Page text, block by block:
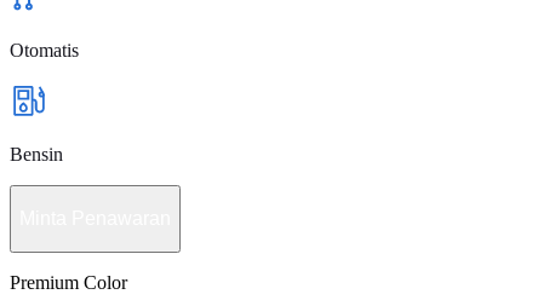
Otomatis
Bensin
Premium Color